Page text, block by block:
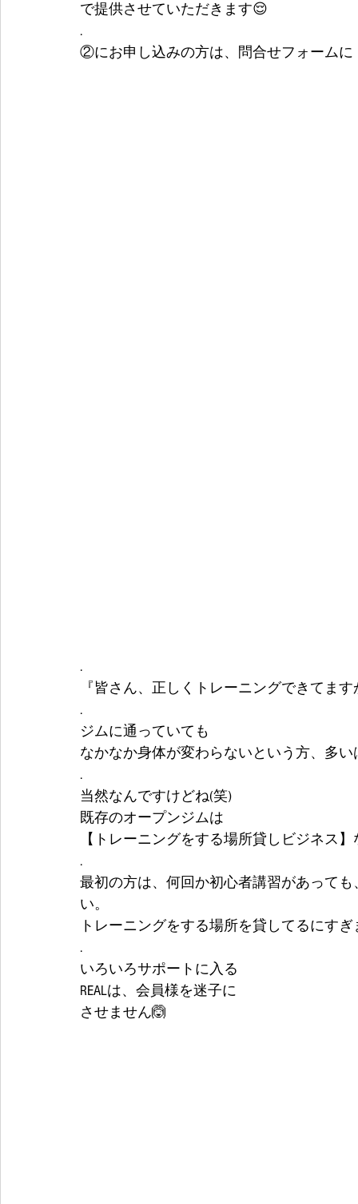
で提供させていただきます😌
.
②にお申し込みの方は、問合せフォーム
.
『皆さん、正しくトレーニングできてま
.
ジムに通っていても
なかなか身体が変わらないという方、多い
.
当然なんですけどね(笑)
既存のオープンジムは
【トレーニングをする場所貸しビジネス
.
最初の方は、何回か初心者講習があって
い。
トレーニングをする場所を貸してるにす
.
いろいろサポートに入る
REALは、会員様を迷子に
させません🙆